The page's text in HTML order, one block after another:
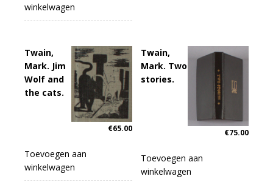
winkelwagen
Twain,
Mark. Jim
Wolf and
the cats.
€65.00
Toevoegen aan
winkelwagen
Twain,
Mark. Two
stories.
€75.00
Toevoegen aan
winkelwagen